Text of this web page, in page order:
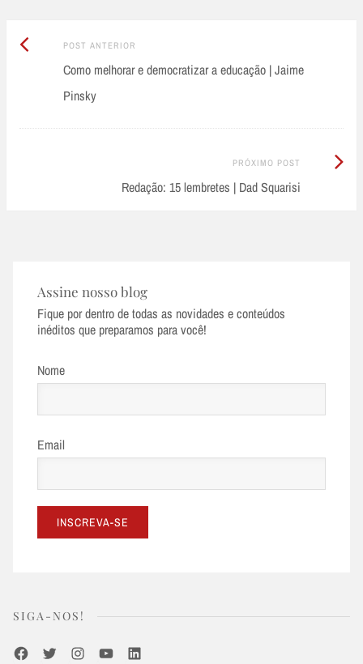
Post
navigation
POST ANTERIOR
Anterior:
Como melhorar e democratizar a educação | Jaime
Pinsky
PRÓXIMO POST
Redação: 15 lembretes | Dad Squarisi
Próximo
Assine nosso blog
Fique por dentro de todas as novidades e conteúdos
inéditos que preparamos para você!
Nome
Email
SIGA-NOS!
FacebookTwitterInstagramYoutubeLinkedIn